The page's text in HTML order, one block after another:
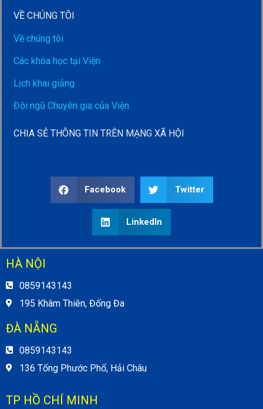
VỀ CHÚNG TÔI
Về chúng tôi
Các khóa học tại Viện
Lịch khai giảng
Đội ngũ Chuyên gia của Viện
CHIA SẺ THÔNG TIN TRÊN MẠNG XÃ HỘI
Facebook Twitter
LinkedIn
HÀ NỘI
0859143143
195 Khâm Thiên, Đống Đa
ĐÀ NẴNG
0859143143
136 Tống Phước Phổ, Hải Châu
TP HỒ CHÍ MINH